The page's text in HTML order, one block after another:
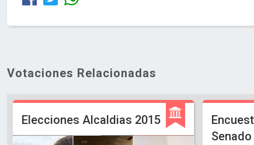
Votaciones Relacionadas
Elecciones Alcaldias 2015